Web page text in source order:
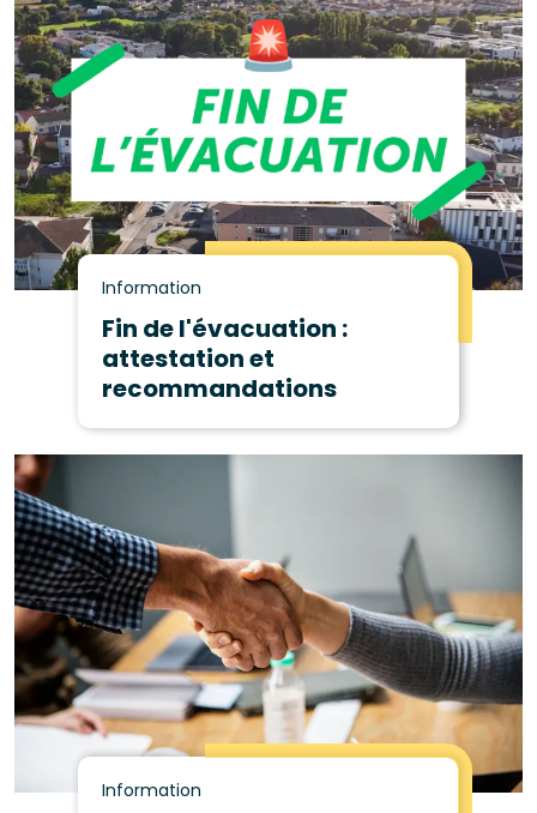
Information
Fin de l'évacuation :
attestation et
recommandations
Information